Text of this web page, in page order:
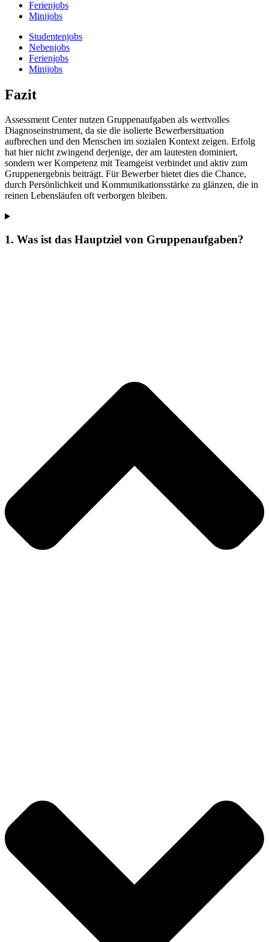
Ferienjobs
Minijobs
Studentenjobs
Nebenjobs
Ferienjobs
Minijobs
Fazit
Assessment Center nutzen Gruppenaufgaben als wertvolles
Diagnoseinstrument, da sie die isolierte Bewerbersituation
aufbrechen und den Menschen im sozialen Kontext zeigen. Erfolg
hat hier nicht zwingend derjenige, der am lautesten dominiert,
sondern wer Kompetenz mit Teamgeist verbindet und aktiv zum
Gruppenergebnis beiträgt. Für Bewerber bietet dies die Chance,
durch Persönlichkeit und Kommunikationsstärke zu glänzen, die in
reinen Lebensläufen oft verborgen bleiben.
1. Was ist das Hauptziel von Gruppenaufgaben?